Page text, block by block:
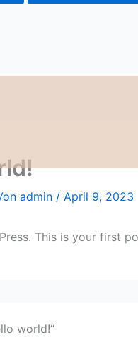
admin / April 9, 2023
This is your first
world!“